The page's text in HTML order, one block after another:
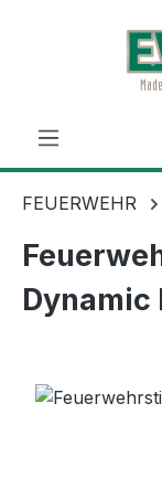
Zum Hauptinhalt
FEUERWEHR
Dynamic